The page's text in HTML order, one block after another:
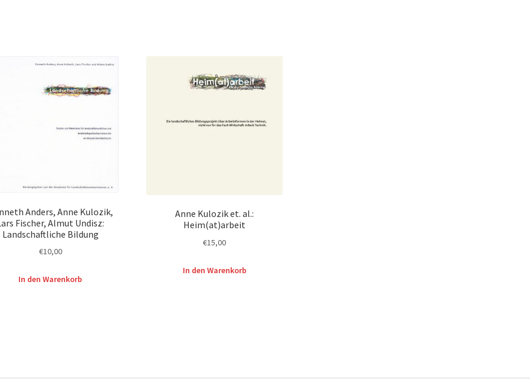
Anders, Anne Kulozik,
Fischer, Almut Undisz:
Landschaftliche Bildung
€10,00
In den Warenkorb
Anne Kulozik et. al.:
Heim(at)arbeit
€15,00
In den Warenkorb